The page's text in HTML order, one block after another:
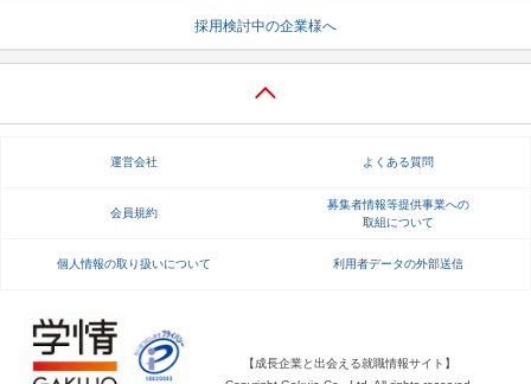
採用検討中の企業様へ
運営会社 よくある質問
会員規約
募集者情報等提供事業への
取組について
個人情報の取り扱いについて 利用者データの外部送信
【成長企業と出会える就職情報サイト】